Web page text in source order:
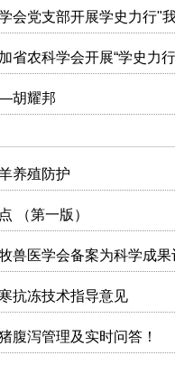
省农科学会开展“学史力
胡耀邦
养殖防护
（第一版）
兽医学会备案为科学成
抗冻技术指导意见
腹泻管理及实时问答！